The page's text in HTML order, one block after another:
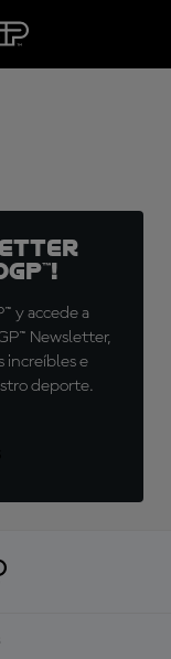
y accede a
Newsletter,
increíbles e
deporte.